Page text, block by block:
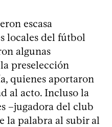
escasa
locales del fútbol
algunas
preselección
quienes aportaron
al acto. Incluso la
–jugadora del club
la palabra al subir al